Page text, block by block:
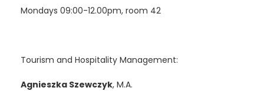
Mondays 09:00-12.00pm, room 42
Tourism and Hospitality Management:
Agnieszka Szewczyk, M.A.